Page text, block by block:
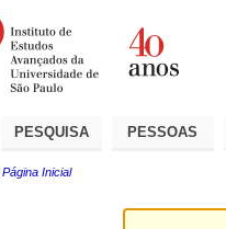
PESQUISA PESSOAS
Página Inicial